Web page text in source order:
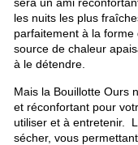
sera un ami
les nuits les plus
parfaitement à la
source de chaleur
à le détendre.
Mais la Bouillotte Ours
et réconfortant pour
utiliser et à entretenir.
sécher, vous